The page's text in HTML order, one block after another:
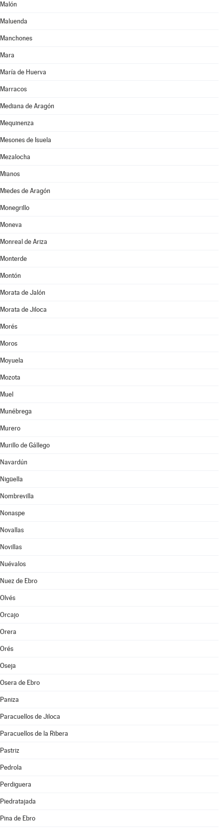
Malón
Maluenda
Manchones
Mara
María de Huerva
Marracos
Mediana de Aragón
Mequinenza
Mesones de Isuela
Mezalocha
Mianos
Miedes de Aragón
Monegrillo
Moneva
Monreal de Ariza
Monterde
Montón
Morata de Jalón
Morata de Jiloca
Morés
Moros
Moyuela
Mozota
Muel
Munébrega
Murero
Murillo de Gállego
Navardún
Nigüella
Nombrevilla
Nonaspe
Novallas
Novillas
Nuévalos
Nuez de Ebro
Olvés
Orcajo
Orera
Orés
Oseja
Osera de Ebro
Paniza
Paracuellos de Jiloca
Paracuellos de la Ribera
Pastriz
Pedrola
Perdiguera
Piedratajada
Pina de Ebro